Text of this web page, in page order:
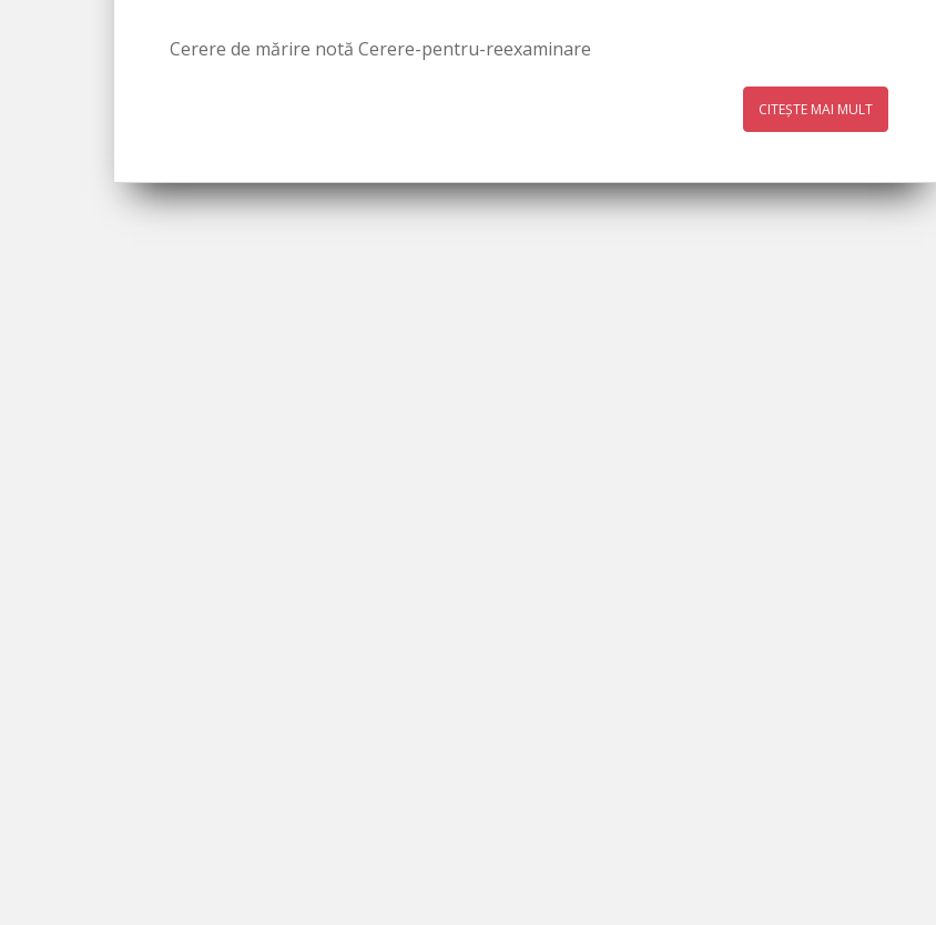
Cerere de mărire notă Cerere-pentru-reexaminare
CITEȘTE MAI MULT